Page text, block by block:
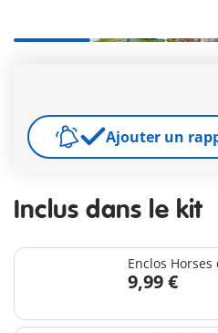
224,96 €
TVA incluseplus frais d´expédition
Ajouter un
Inclus dans le kit
Enclos
9,99 €